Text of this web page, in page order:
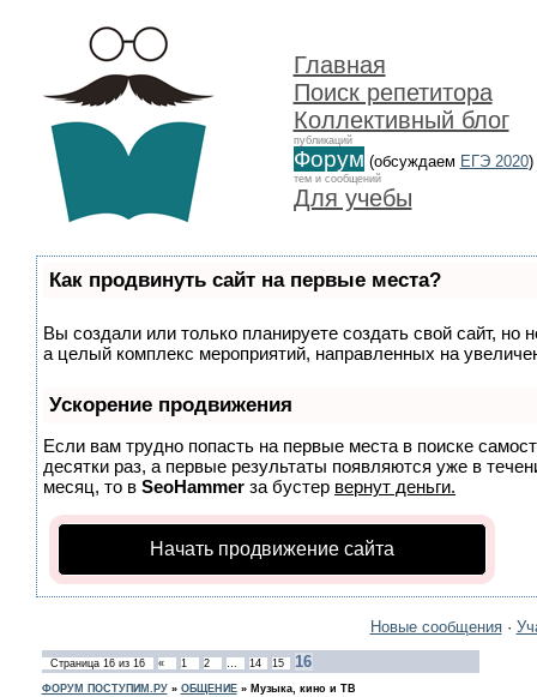
Главная
Поиск репетитора
Коллективный блог
публикаций
Форум (обсуждаем ЕГЭ 2020)
тем и сообщений
Для учебы
Как продвинуть сайт на первые места?
Вы создали или только планируете создать свой сайт, но
а целый комплекс мероприятий, направленных на
Ускорение продвижения
Если вам трудно попасть на первые места в поиске
десятки раз, а первые результаты появляются уже в
месяц, то в SeoHammer за бустер вернут деньги.
Начать продвижение сайта
Новые сообщения·
Страница 16из 16 « 1 2 … 14 15 16
ФОРУМ ПОСТУПИМ.РУ» ОБЩЕНИЕ» Музыка, кино и ТВ